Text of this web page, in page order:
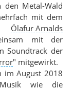
Metal-Wald
mit dem
Ólafur Arnalds
mit der
Soundtrack der
" mitgewirkt.
im August 2018
Musik wie die